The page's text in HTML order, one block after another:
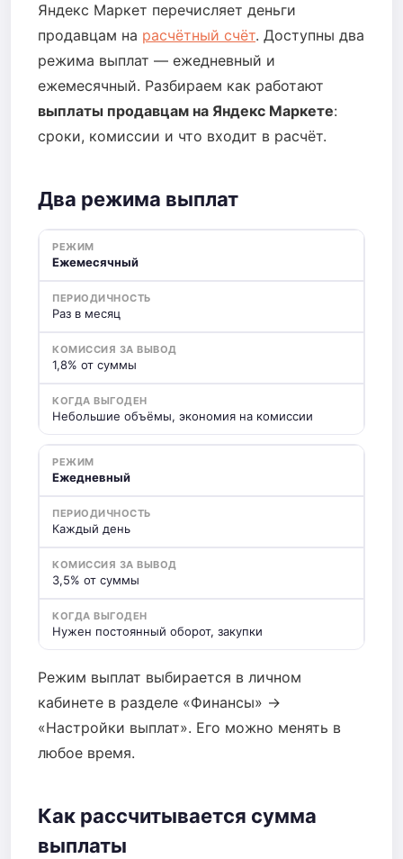
Яндекс Маркет перечисляет деньги
продавцам на расчётный счёт. Доступны два
режима выплат — ежедневный и
ежемесячный. Разбираем как работают
выплаты продавцам на Яндекс Маркете:
сроки, комиссии и что входит в расчёт.
Два режима выплат
Ежемесячный
Раз в месяц
1,8% от суммы
Небольшие объёмы, экономия на комиссии
Ежедневный
Каждый день
3,5% от суммы
Нужен постоянный оборот, закупки
Режим выплат выбирается в личном
кабинете в разделе «Финансы» →
«Настройки выплат». Его можно менять в
любое время.
Как рассчитывается сумма
выплаты